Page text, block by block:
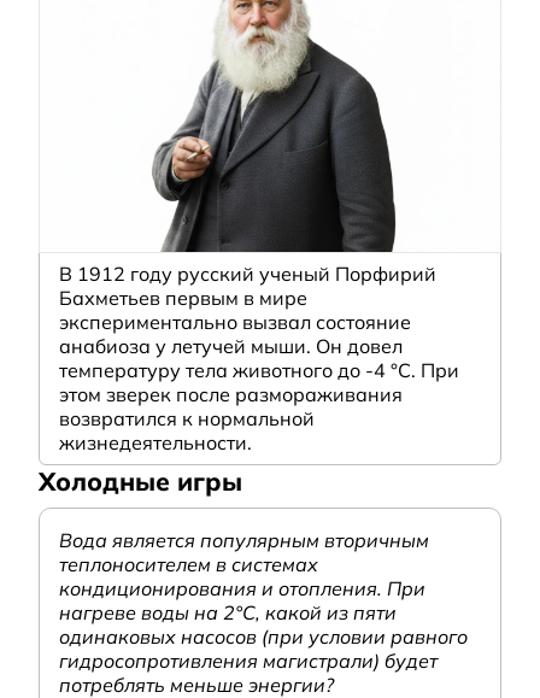
В 1912 году русский ученый Порфирий
Бахметьев первым в мире
экспериментально вызвал состояние
анабиоза у летучей мыши. Он довел
температуру тела животного до -4 °C. При
этом зверек после размораживания
возвратился к нормальной
жизнедеятельности.
Холодные игры
Вода является популярным вторичным
теплоносителем в системах
кондиционирования и отопления. При
нагреве воды на 2°С, какой из пяти
одинаковых насосов (при условии равного
гидросопротивления магистрали) будет
потреблять меньше энергии?